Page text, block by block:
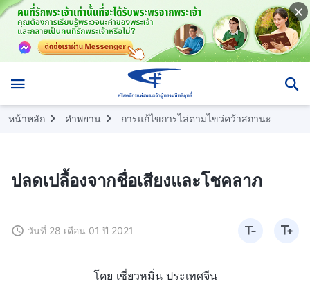
หน้าหลัก คำพยาน การแก้ไขการไล่ตามไขว่คว้าสถานะ
ปลดเปลื้องจากชื่อเสียงและโชคลาภ
วันที่ 28 เดือน 01 ปี 2021
โดย เซี่ยวหมิ่น ประเทศจีน